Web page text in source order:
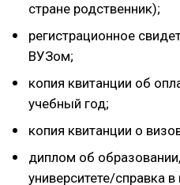
стране родственник);
регистрационное
ВУЗом;
копия квитанции об
учебный год;
копия квитанции о
диплом об
университете/справка